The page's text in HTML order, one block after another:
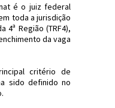
é o juiz federal
toda a jurisdição
4ª Região (TRF4),
da vaga
critério de
sido definido no